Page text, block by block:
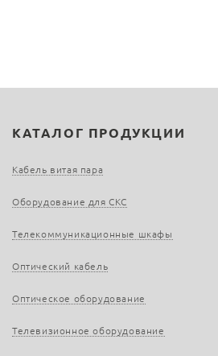
КАТАЛОГ ПРОДУКЦИИ
Кабель витая пара
Оборудование для СКС
Телекоммуникационные шкафы
Оптический кабель
Оптическое оборудование
Телевизионное оборудование